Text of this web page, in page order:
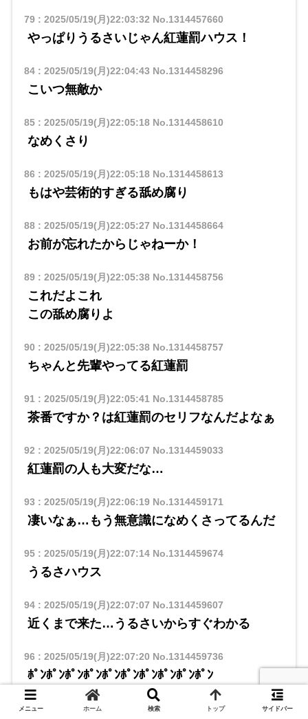
79: 2025/05/19(月)22:03:32 No.1314457660
やっぱりうるさいじゃん紅蓮罰ハウス！
84: 2025/05/19(月)22:04:43 No.1314458296
こいつ無敵か
85: 2025/05/19(月)22:05:18No.1314458610
なめくさり
86 : 2025/05/19(月)22:05:18No.1314458613
もはや芸術的すぎる舐め腐り
88: 2025/05/19(月)22:05:27 No.1314458664
お前が忘れたからじゃねーか！
89: 2025/05/19(月)22:05:38No.1314458756
これだよこれ
この舐め腐りよ
90 : 2025/05/19(月)22:05:38No.1314458757
ちゃんと先輩やってる紅蓮罰
91 : 2025/05/19(月)22:05:41 No.1314458785
茶番ですか？は紅蓮罰のセリフなんだよなぁ
92 : 2025/05/19(月)22:06:07 No.1314459033
紅蓮罰の人も大変だな…
93 : 2025/05/19(月)22:06:19No.1314459171
凄いなぁ…もう無意識になめくさってるんだ
95: 2025/05/19(月)22:07:14No.1314459674
うるさハウス
94: 2025/05/19(月)22:07:07 No.1314459607
近くまで来た…うるさいからすぐわかる
96 : 2025/05/19(月)22:07:20 No.1314459736
ﾎﾟﾝﾎﾟﾝﾎﾟﾝﾎﾟﾝﾎﾟﾝﾎﾟﾝﾎﾟﾝﾎﾟﾝﾎﾟﾝﾎﾟﾝ
97: 2025/05/19(月)22:07:25No.1314459775
メニュー ホーム 検索 トップ サイドバー